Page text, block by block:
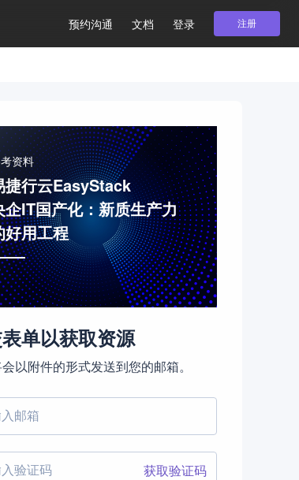
预约沟通 文档 登录 注册
资料
捷行云EasyStack
企IT国产化：新质生产力
好用工程
单以获取资源
以附件的形式发送到您的邮箱。
获取验证码